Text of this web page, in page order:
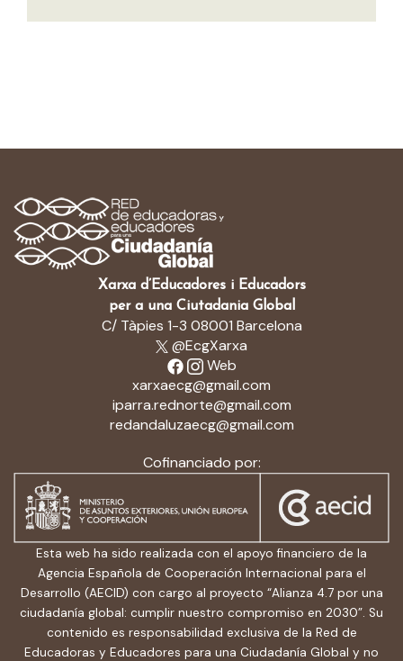
Xarxa d’Educadores i Educadors
per a una Ciutadania Global
C/ Tàpies 1-3 08001 Barcelona
@EcgXarxa
Web
xarxaecg@gmail.com
iparra.rednorte@gmail.com
redandaluzaecg@gmail.com
Cofinanciado por:
Esta web ha sido realizada con el apoyo financiero de la
Agencia Española de Cooperación Internacional para el
Desarrollo (AECID) con cargo al proyecto “Alianza 4.7 por una
ciudadanía global: cumplir nuestro compromiso en 2030”. Su
contenido es responsabilidad exclusiva de la Red de
Educadoras y Educadores para una Ciudadanía Global y no